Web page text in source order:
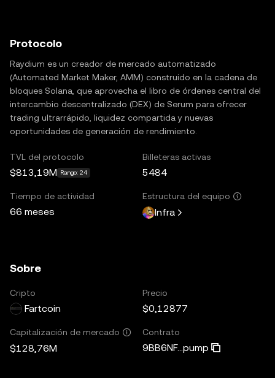
Protocolo
Raydium es un creador de mercado automatizado
(Automated Market Maker, AMM) construido en la cadena de
bloques Solana, que aprovecha el libro de órdenes central del
intercambio descentralizado (DEX) de Serum para ofrecer
trading ultrarrápido, liquidez compartida y nuevas
oportunidades de generación de rendimiento.
TVL del protocolo
$813,19M Rango: 24
Billeteras activas
5484
Tiempo de actividad
66 meses
Estructura del equipo
Infra
Sobre
Cripto
Fartcoin
Precio
$0,12877
Capitalización de mercado
$128,76M
Contrato
9BB6NF...pump